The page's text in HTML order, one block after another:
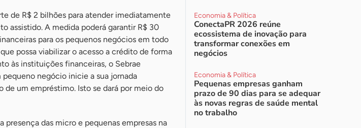
de R$ 2 bilhões para atender imediatamente
assistido. A medida poderá garantir R$ 30
para os pequenos negócios em todo
possa viabilizar o acesso a crédito de forma
às instituições financeiras, o Sebrae
negócio inicie a sua jornada
um empréstimo. Isto se dará por meio do
presença das micro e pequenas empresas na
Economia & Política
ConectaPR 2026 reúne
ecossistema de inovação para
transformar conexões em
negócios
Economia & Política
Pequenas empresas ganham
prazo de 90 dias para se adequar
às novas regras de saúde mental
no trabalho